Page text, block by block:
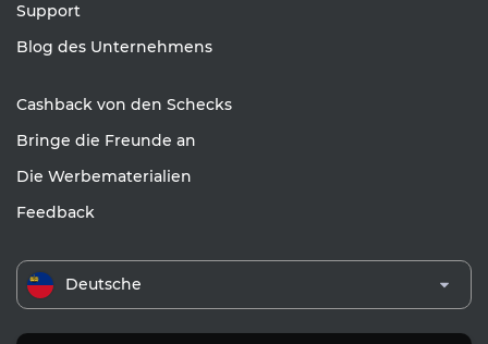
Support
Blog des Unternehmens
Cashback von den Schecks
Bringe die Freunde an
Die Werbematerialien
Feedback
Deutsche